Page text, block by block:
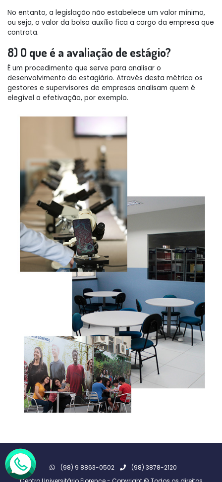
No entanto, a legislação não estabelece um valor mínimo,
ou seja, o valor da bolsa auxílio fica a cargo da empresa que
contrata.
8) O que é a avaliação de estágio?
É um procedimento que serve para analisar o
desenvolvimento do estagiário. Através desta métrica os
gestores e supervisores de empresas analisam quem é
elegível a efetivação, por exemplo.
(98) 9 8863-0502
(98) 3878-2120